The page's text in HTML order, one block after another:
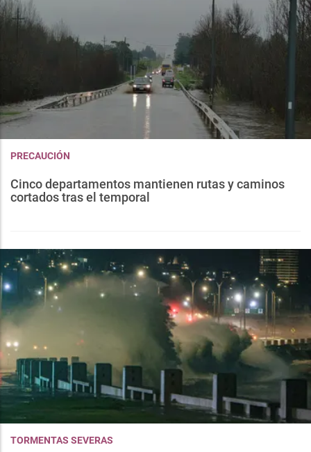
PRECAUCIÓN
Cinco departamentos mantienen rutas y caminos
cortados tras el temporal
TORMENTAS SEVERAS